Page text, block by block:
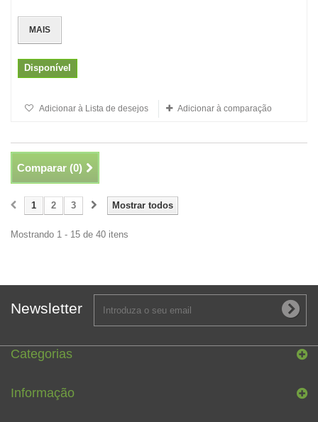
MAIS
Disponível
Adicionar à Lista de desejos Adicionar à comparação
Comparar (0)
Mostrar todos
1 2 3
Mostrando 1 - 15 de 40 itens
Newsletter
Categorias
Informação